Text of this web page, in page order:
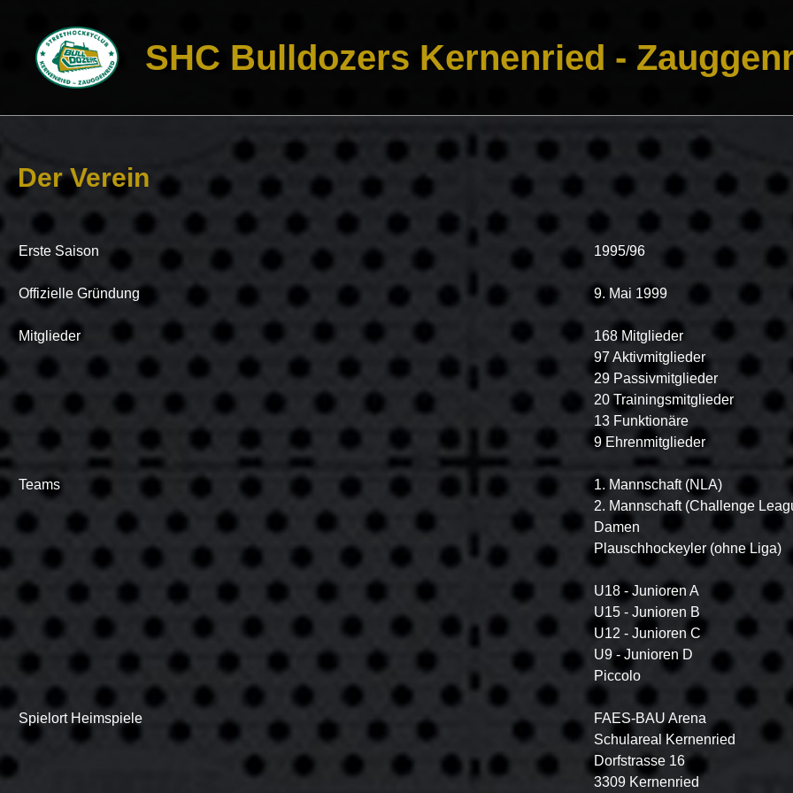
SHC Bulldozers Kernenried -
Der Verein
Erste Saison 1995/96
Offizielle Gründung 9. Mai 1999
Mitglieder
168 Mitglieder
97 Aktivmitglieder
29 Passivmitglieder
20 Trainingsmitglieder
13 Funktionäre
9 Ehrenmitglieder
Teams
1. Mannschaft (NLA)
2. Mannschaft (Challenge
Damen
Plauschhockeyler (ohne Liga)
U18 - Junioren A
U15 - Junioren B
U12 - Junioren C
U9 - Junioren D
Piccolo
Spielort Heimspiele
FAES-BAU Arena
Schulareal Kernenried
Dorfstrasse 16
3309 Kernenried